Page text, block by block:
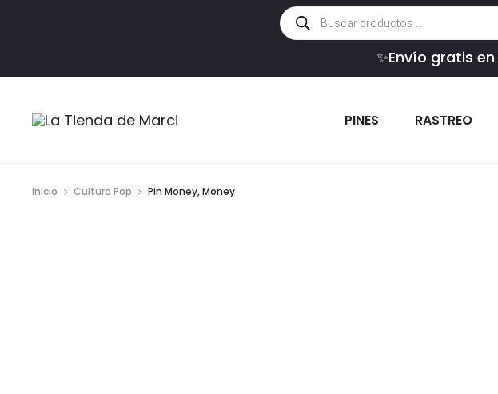
Búsqueda
de
productos
✨Envío gratis
PINES RASTREO
Inicio Cultura Pop Pin Money, Money